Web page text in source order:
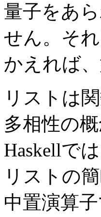
量子をあ
せん。そ
かえれば
リストは
多相性の
Haskellでは
リストの
中置演算